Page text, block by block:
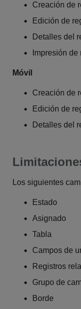
Creación de
Edición de
Detalles del
Impresión de
Móvil
Creación de
Edición de
Detalles del
Los siguientes
Estado
Asignado
Tabla
Campos de
Registros
Grupo de
Borde